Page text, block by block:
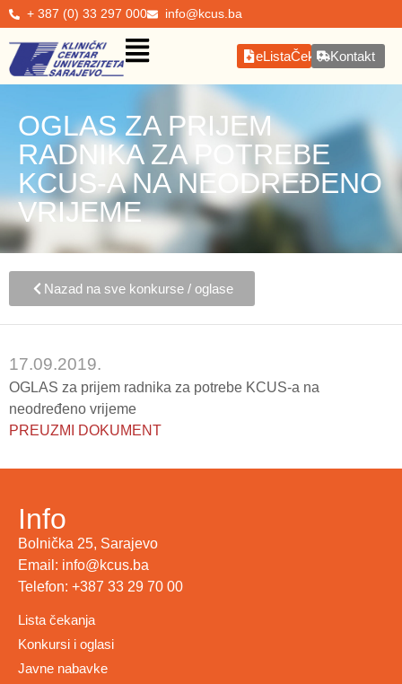
+ 387 (0) 33 297 000 info@kcus.ba
eListaČekanjaKontakt
OGLAS ZA PRIJEM
RADNIKA ZA POTREBE
KCUS-A NA NEODREĐENO
VRIJEME
Nazad na sve konkurse / oglase
17.09.2019.
OGLAS za prijem radnika za potrebe KCUS-a na
neodređeno vrijeme
PREUZMI DOKUMENT
Info
Bolnička 25, Sarajevo
Email: info@kcus.ba
Telefon: +387 33 29 70 00
Lista čekanja
Konkursi i oglasi
Javne nabavke